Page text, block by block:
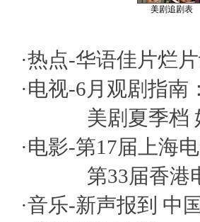
美剧追剧表
·热点-华语佳片烂
·电视-6月观剧指南
美剧夏季档
·电影-第17届上海
第33届香港
·音乐-新声报到 中